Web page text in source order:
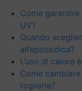
Come
UV?
Quando
all’epossidica?
L’uso di calore
Come
toglierle?